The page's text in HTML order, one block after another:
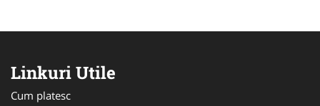
Linkuri Utile
Cum platesc